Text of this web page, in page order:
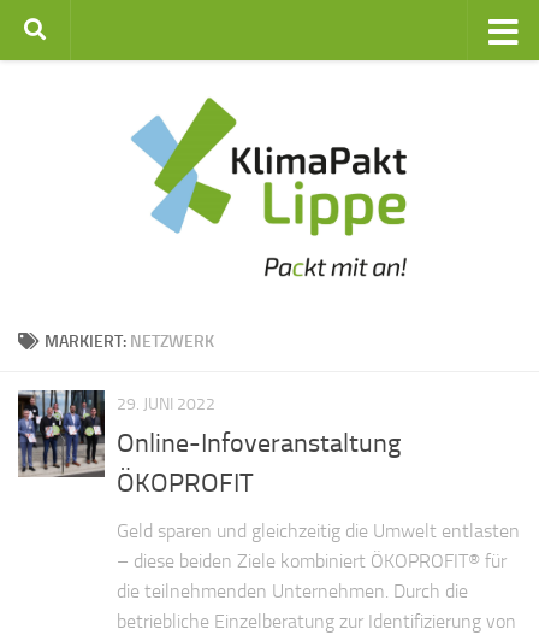
Zum Inhalt springen
MARKIERT: NETZWERK
29. JUNI 2022
Online-Infoveranstaltung
ÖKOPROFIT
Geld sparen und gleichzeitig die Umwelt entlasten
– diese beiden Ziele kombiniert ÖKOPROFIT® für
die teilnehmenden Unternehmen. Durch die
betriebliche Einzelberatung zur Identifizierung von